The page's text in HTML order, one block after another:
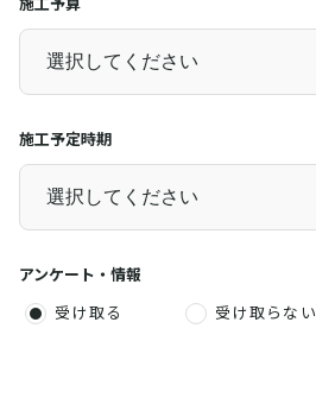
施工予定時期
アンケート・情報
受け取る
受け取らない